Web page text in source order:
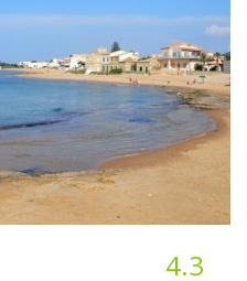
4.3